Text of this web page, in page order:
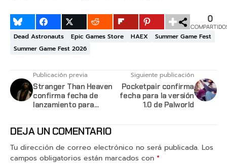
0
Dead Astronauts Epic Games Store HAEX
Summer Game Fest
Summer Game Fest 2026
Publicación previa
Stranger Than Heaven
confirma fecha de
lanzamiento para
Siguiente publicación
Pocketpair confirma
fecha para la versión
1.0 de Palworld
DEJA UN COMENTARIO
Tu dirección de correo electrónico no será publicada. Los
campos obligatorios están marcados con *